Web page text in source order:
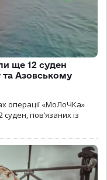
ще 12 суден
Азовському
операції «МоЛоЧКа»
пов’язаних із